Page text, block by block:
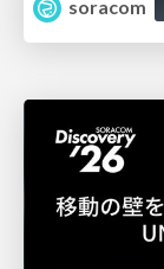
soracom